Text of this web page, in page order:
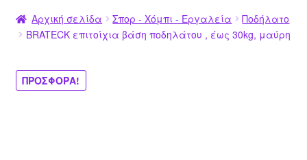
Αρχική σελίδα Σπορ - Χόμπι - Εργαλεία
Ποδήλατο
BRATECK επιτοίχια βάση ποδηλάτου , έως 30kg, μαύρη
ΠΡΟΣΦΟΡΆ!